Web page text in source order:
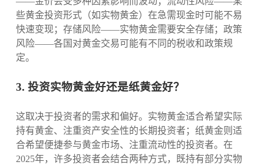
些黄金投资形式（如实物黄金）在急需现金时可能不易
快速变现；存储风险——实物黄金需要安全存储；政策
风险——各国对黄金交易可能有不同的税收和政策规
定。
3. 投资实物黄金好还是纸黄金好？
这取决于投资者的需求和偏好。实物黄金适合希望实际
持有黄金、注重资产安全性的长期投资者；纸黄金则适
合希望便捷参与黄金市场、注重流动性的投资者。在
2025年，许多投资者会结合两种方式，既持有部分实物